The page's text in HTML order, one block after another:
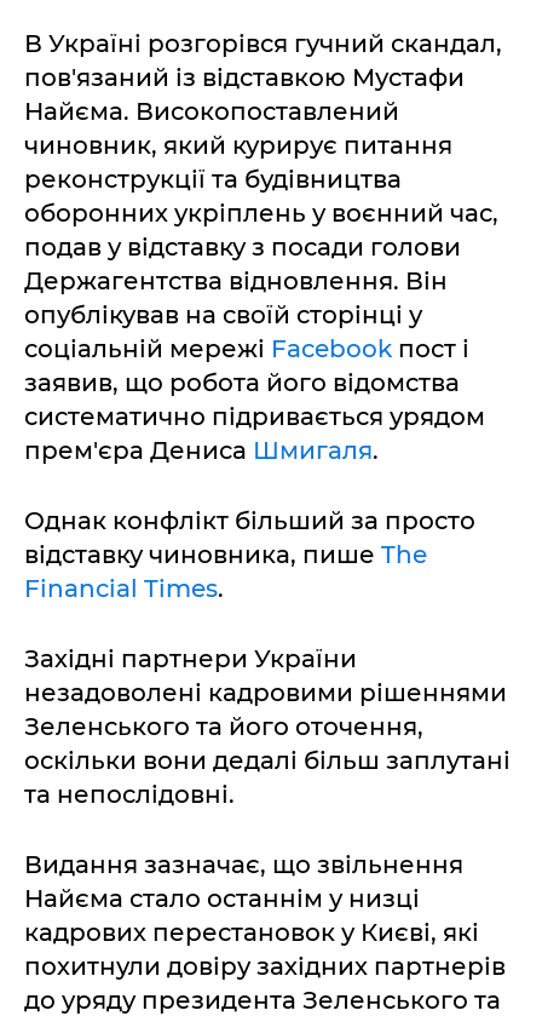
В Україні розгорівся гучний скандал,
пов'язаний із відставкою Мустафи
Найєма. Високопоставлений
чиновник, який курирує питання
реконструкції та будівництва
оборонних укріплень у воєнний час,
подав у відставку з посади голови
Держагентства відновлення. Він
опублікував на своїй сторінці у
соціальній мережі Facebook пост і
заявив, що робота його відомства
систематично підривається урядом
прем'єра Дениса Шмигаля.
Однак конфлікт більший за просто
відставку чиновника, пише The
Financial Times.
Західні партнери України
незадоволені кадровими рішеннями
Зеленського та його оточення,
оскільки вони дедалі більш заплутані
та непослідовні.
Видання зазначає, що звільнення
Найєма стало останнім у низці
кадрових перестановок у Києві, які
похитнули довіру західних партнерів
до уряду президента Зеленського та